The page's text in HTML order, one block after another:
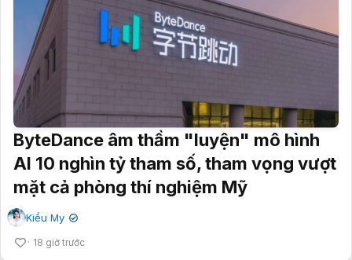
ByteDance âm thầm "luyện" mô hình
AI 10 nghìn tỷ tham số, tham vọng vượt
mặt cả phòng thí nghiệm Mỹ
Kiều My ✔
18 giờ trước